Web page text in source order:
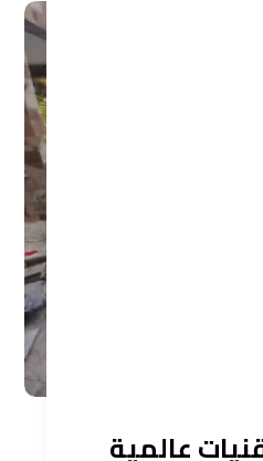
عالمية